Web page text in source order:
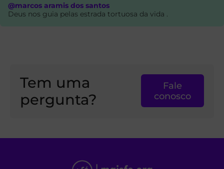
@marcos aramis dos santos
Deus nos guia pelas estrada tortuosa da vida .
Tem uma
pergunta?
Fale
conosco